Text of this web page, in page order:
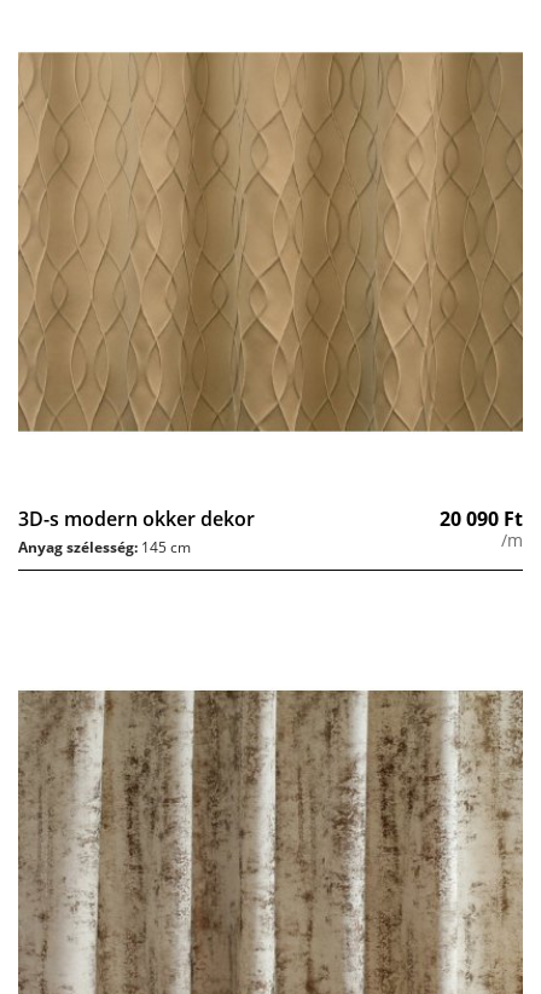
3D-s modern okker dekor 20 090 Ft
/m
Anyag szélesség: 145 cm